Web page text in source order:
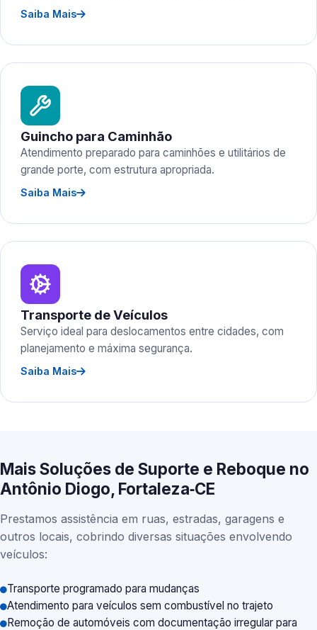
Saiba Mais
Guincho para Caminhão
Atendimento preparado para caminhões e utilitários de
grande porte, com estrutura apropriada.
Saiba Mais
Transporte de Veículos
Serviço ideal para deslocamentos entre cidades, com
planejamento e máxima segurança.
Saiba Mais
Mais Soluções de Suporte e Reboque no
Antônio Diogo, Fortaleza‑CE
Prestamos assistência em ruas, estradas, garagens e
outros locais, cobrindo diversas situações envolvendo
veículos:
Transporte programado para mudanças
Atendimento para veículos sem combustível no trajeto
Remoção de automóveis com documentação irregular para